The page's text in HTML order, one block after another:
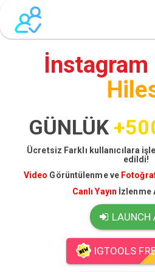
İnstagram
GÜNLÜK
Ücretsiz Farklı kullanıcılara
edildi!
Video Görüntülenme ve
Canlı Yayın İzlenme
LAUNCH
IGTOOLS